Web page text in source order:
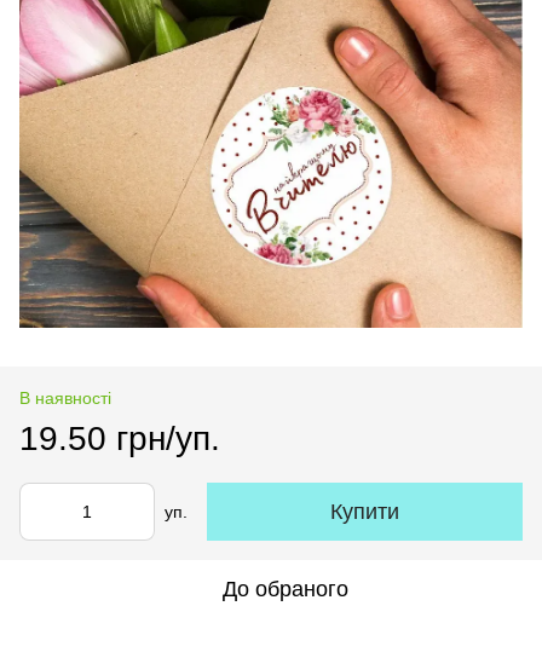
В наявності
19.50 грн/уп.
уп. Купити
До обраного